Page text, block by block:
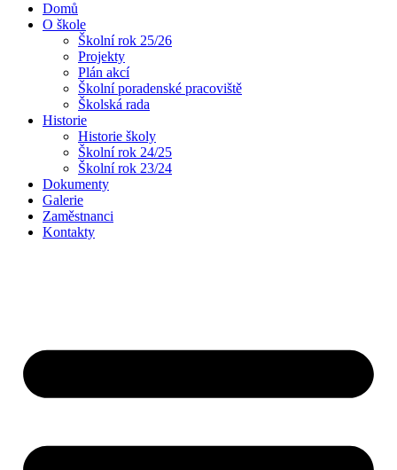
Domů
O škole
Školní rok 25/26
Projekty
Plán akcí
Školní poradenské pracoviště
Školská rada
Historie
Historie školy
Školní rok 24/25
Školní rok 23/24
Dokumenty
Galerie
Zaměstnanci
Kontakty